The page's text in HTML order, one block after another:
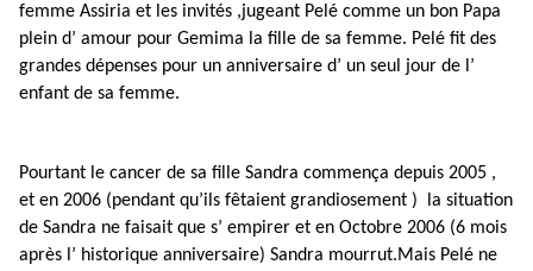
femme Assiria et les invités ,jugeant Pelé comme un bon Papa
plein d’ amour pour Gemima la fille de sa femme. Pelé fit des
grandes dépenses pour un anniversaire d’ un seul jour de l’
enfant de sa femme.
Pourtant le cancer de sa fille Sandra commença depuis 2005 ,
et en 2006 (pendant qu’ils fêtaient grandiosement ) la situation
de Sandra ne faisait que s’ empirer et en Octobre 2006 (6 mois
après l’ historique anniversaire) Sandra mourrut.Mais Pelé ne